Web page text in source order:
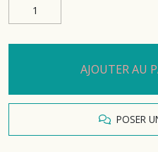
AJOUTER AU
POSER